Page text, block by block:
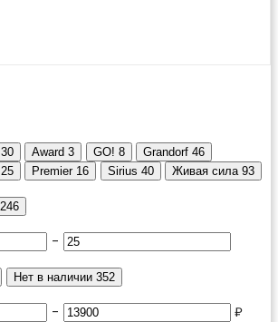
30 Award 3 GO! 8 Grandorf 46
25 Premier 16 Sirius 40 Живая сила 93
246
-
Нет в наличии 352
-
₽